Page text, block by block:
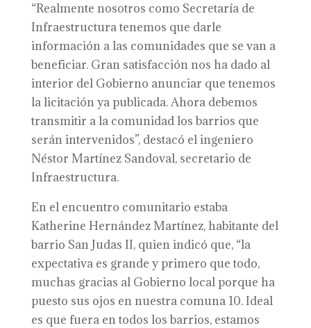
“Realmente nosotros como Secretaría de
Infraestructura tenemos que darle
información a las comunidades que se van a
beneficiar. Gran satisfacción nos ha dado al
interior del Gobierno anunciar que tenemos
la licitación ya publicada. Ahora debemos
transmitir a la comunidad los barrios que
serán intervenidos”, destacó el ingeniero
Néstor Martínez Sandoval, secretario de
Infraestructura.
En el encuentro comunitario estaba
Katherine Hernández Martínez, habitante del
barrio San Judas II, quien indicó que, “la
expectativa es grande y primero que todo,
muchas gracias al Gobierno local porque ha
puesto sus ojos en nuestra comuna 10. Ideal
es que fuera en todos los barrios, estamos